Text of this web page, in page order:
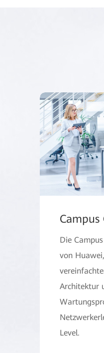
Die
von
Architektur
Level.